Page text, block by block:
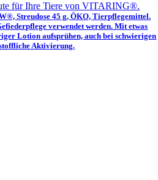
für Ihre Tiere von VITARING®.
Streudose 45 g, ÖKO, Tierpflegemittel.
verwendet werden. Mit etwas
Lotion aufsprühen, auch bei schwierigen
Aktivierung.